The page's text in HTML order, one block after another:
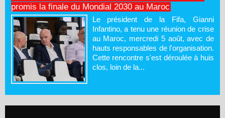
promis la finale du Mondial 2030 au Maroc
Le président de la Fifa, Gianni
Infantino, a tenu une réunion de crise
au Maroc, mercredi 5 août, avec de
hauts responsables de l'organisation.
Cette rencontre s'est déroulée à huis
clos, loin de la...